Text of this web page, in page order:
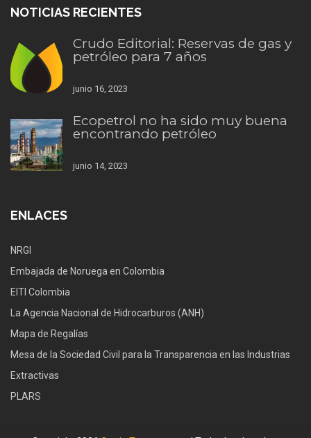
NOTICIAS RECIENTES
Crudo Editorial: Reservas de gas y
petróleo para 7 años
junio 16, 2023
Ecopetrol no ha sido muy buena
encontrando petróleo
junio 14, 2023
ENLACES
NRGI
Embajada de Noruega en Colombia
EITI Colombia
La Agencia Nacional de Hidrocarburos (ANH)
Mapa de Regalías
Mesa de la Sociedad Civil para la Transparencia en las Industrias
Extractivas
PLARS